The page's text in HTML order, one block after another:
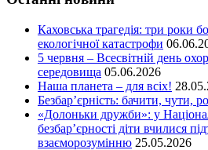
Каховська трагедія: три роки
екологічної катастрофи
5 червня – Всесвітній день
середовища 05.06.2026
Наша планета – для всіх!
Безбар’єрність: бачити, чути,
«Долоньки дружби»: у
безбар’єрності діти вчилися
взаєморозумінню 25.05.2026